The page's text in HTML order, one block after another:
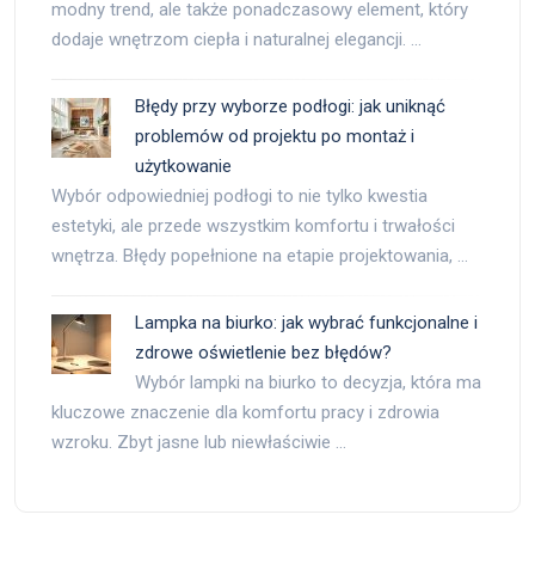
modny trend, ale także ponadczasowy element, który
dodaje wnętrzom ciepła i naturalnej elegancji. …
Błędy przy wyborze podłogi: jak uniknąć
problemów od projektu po montaż i
użytkowanie
Wybór odpowiedniej podłogi to nie tylko kwestia
estetyki, ale przede wszystkim komfortu i trwałości
wnętrza. Błędy popełnione na etapie projektowania, …
Lampka na biurko: jak wybrać funkcjonalne i
zdrowe oświetlenie bez błędów?
Wybór lampki na biurko to decyzja, która ma
kluczowe znaczenie dla komfortu pracy i zdrowia
wzroku. Zbyt jasne lub niewłaściwie …